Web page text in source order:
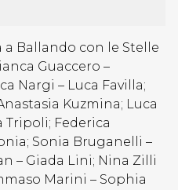
Ballando con le Stelle
Guaccero –
Nargi – Luca Favilla;
Kuzmina; Luca
Tripoli; Federica
Sonia Bruganelli –
– Giada Lini; Nina Zilli
Marini – Sophia